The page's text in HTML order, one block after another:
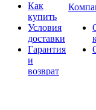
Как
купить
Условия
доставки
Гарантия
и
возврат